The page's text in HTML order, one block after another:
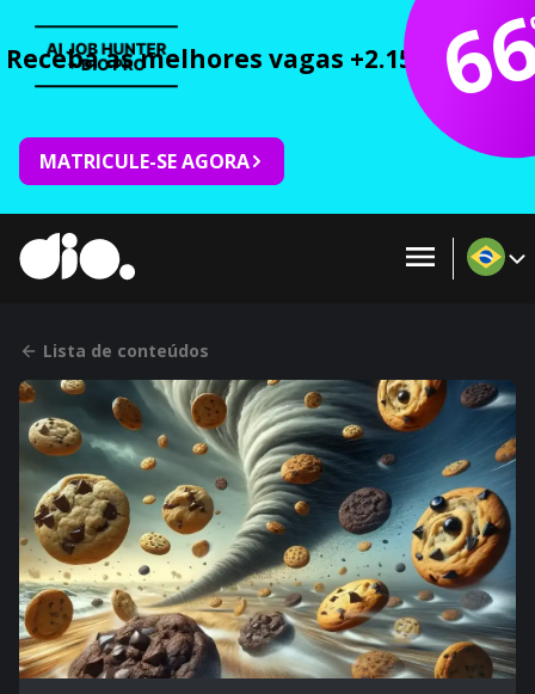
Receba as melhores vagas +2.150 cursos
MATRICULE-SE AGORA
Lista de conteúdos